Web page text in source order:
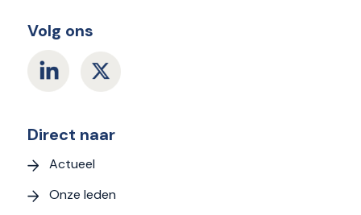
Volg ons
Direct naar
Actueel
Onze leden